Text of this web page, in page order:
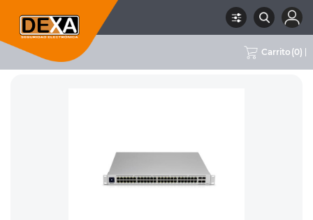
Carrito (0)
RUBRO 08 CONECTIVIDAD UBIQUITI